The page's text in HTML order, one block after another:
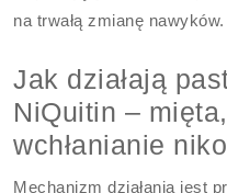
na trwałą zmianę nawyków.
Jak działają
NiQuitin –
wchłanianie
Mechanizm działania jest